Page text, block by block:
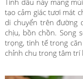
tạo cảm giác tươi mát
di chuyển trên đường
chịu, bồn chồn. Song
trọng, tinh tế trong
chỉnh chu trong tâm trí